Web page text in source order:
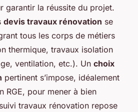
garantir la réussite du projet.
devis travaux rénovation se
tous les corps de métiers
thermique, travaux isolation
ventilation, etc.). Un choix
pertinent s’impose, idéalement
RGE, pour mener à bien
travaux rénovation repose